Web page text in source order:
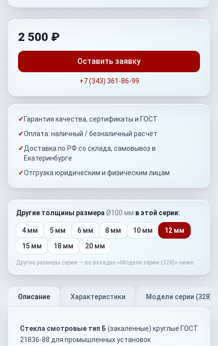
2 500 ₽
Оставить заявку
+7 (343) 361-86-99
✓ Гарантия качества, сертификаты и ГОСТ
✓Оплата: наличный / безналичный расчёт
✓Доставка по РФ со склада, самовывоз в
Екатеринбурге
✓Отгрузка юридическим и физическим лицам
Другие толщины размера Ø100 мм в этой серии:
4 мм 5 мм 6 мм 8 мм 10 мм
12 мм
15 мм
18 мм 20 мм
Другие размеры серии — во вкладке «Модели серии (328)» ниже.
Описание Характеристики Модели серии (328)
Стекла смотровые тип Б (закаленные) круглые ГОСТ
21836-88 для промышленных установок